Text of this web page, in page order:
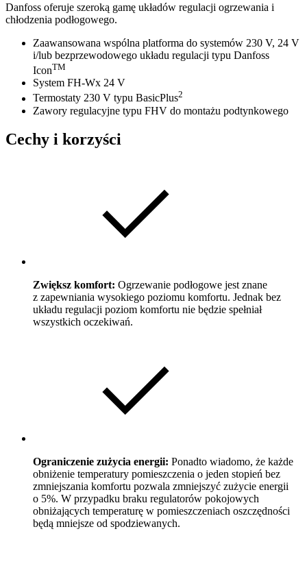
Danfoss oferuje szeroką gamę układów regulacji ogrzewania i
chłodzenia podłogowego.
Zaawansowana wspólna platforma do systemów 230 V, 24 V
i/lub bezprzewodowego układu regulacji typu Danfoss
IconTM
System FH-Wx 24 V
Termostaty 230 V typu BasicPlus2
Zawory regulacyjne typu FHV do montażu podtynkowego
Cechy i korzyści
Zwiększ komfort: Ogrzewanie podłogowe jest znane
z zapewniania wysokiego poziomu komfortu. Jednak bez
układu regulacji poziom komfortu nie będzie spełniał
wszystkich oczekiwań.
Ograniczenie zużycia energii: Ponadto wiadomo, że każde
obniżenie temperatury pomieszczenia o jeden stopień bez
zmniejszania komfortu pozwala zmniejszyć zużycie energii
o 5%. W przypadku braku regulatorów pokojowych
obniżających temperaturę w pomieszczeniach oszczędności
będą mniejsze od spodziewanych.